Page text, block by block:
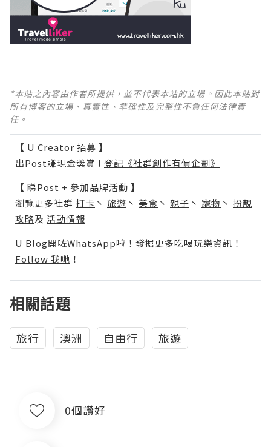
*本站之內容由作者所提供，並不代表本站的立場。因此本站對
所有博客的立場、真實性、準確性及完整性不負任何法律責
任。
【 U Creator 招募 】
出Post賺現金獎賞 l 登記《社群創作有價企劃》
【 睇Post + 參加品牌活動 】
瀏覽更多社群 打卡 丶 旅遊 丶 美食 丶 親子 丶 寵物 丶 扮靚
攻略及 活動情報
U Blog開咗WhatsApp啦！發掘更多吃喝玩樂資訊！
Follow 我哋 ！
相關話題
旅行 澳洲 自由行 旅遊
0個讚好